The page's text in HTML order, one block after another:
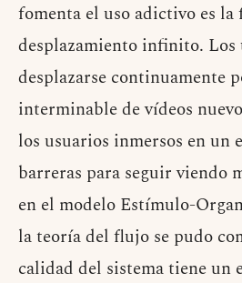
fomenta el uso adictivo es
desplazamiento infinito. Los
desplazarse continuamente
interminable de vídeos
los usuarios inmersos en un
barreras para seguir viendo
en el modelo Estímulo-
la teoría del flujo se pudo
calidad del sistema tiene un